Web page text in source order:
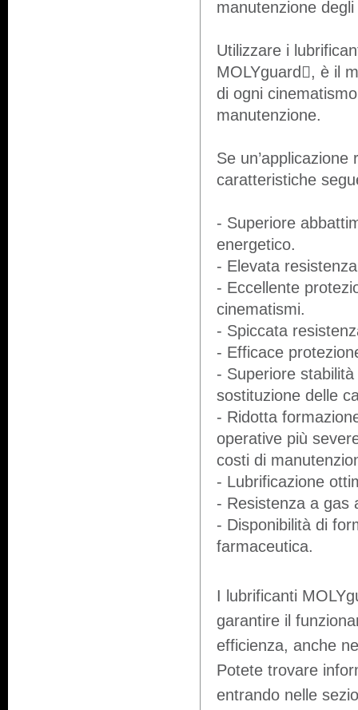
manutenzione
Utilizzare i
MOLYguard, è il
di ogni
manutenzione.
Se
caratteristiche
- Superiore
energetico.
- Elevata
- Eccellente
cinematismi.
- Spiccata
- Efficace
- Superiore
sostituzione delle
- Ridotta
operative più
costi di
- Lubrificazione
- Resistenza a gas
- Disponibilità di
farmaceutica.
I lubrificanti
garantire il
efficienza, anche
Potete trovare
entrando nelle